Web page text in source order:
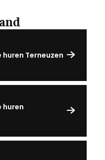
Terneuzen
huren